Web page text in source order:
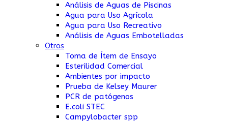
Análisis de Aguas de Piscinas
Agua para Uso Agrícola
Agua para Uso Recreativo
Análisis de Aguas Embotelladas
Otros
Toma de Ítem de Ensayo
Esterilidad Comercial
Ambientes por impacto
Prueba de Kelsey Maurer
PCR de patógenos
E.coli STEC
Campylobacter spp